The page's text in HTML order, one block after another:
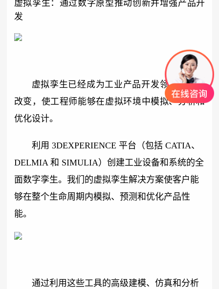
虚拟孪生：通过数字原型推动创新并增强产品开
发
虚拟孪生已经成为工业产品开发领域的重大
改变，使工程师能够在虚拟环境中模拟、分析和
优化设计。
利用 3DEXPERIENCE 平台（包括 CATIA、
DELMIA 和 SIMULIA）创建工业设备和系统的全
面数字孪生。我们的虚拟孪生解决方案使客户能
够在整个生命周期内模拟、预测和优化产品性
能。
通过利用这些工具的高级建模、仿真和分析